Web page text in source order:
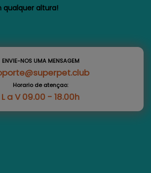
qualquer altura!
ENVIE-NOS UMA MENSAGEM
Horario de atençao:
L a V 09.00 - 18.00h